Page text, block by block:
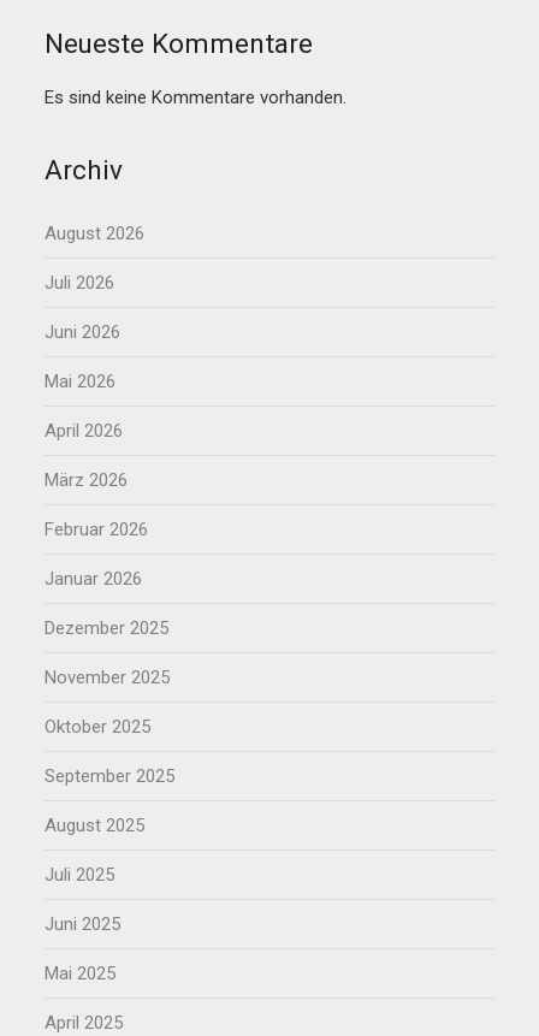
Neueste Kommentare
Es sind keine Kommentare vorhanden.
Archiv
August 2026
Juli 2026
Juni 2026
Mai 2026
April 2026
März 2026
Februar 2026
Januar 2026
Dezember 2025
November 2025
Oktober 2025
September 2025
August 2025
Juli 2025
Juni 2025
Mai 2025
April 2025